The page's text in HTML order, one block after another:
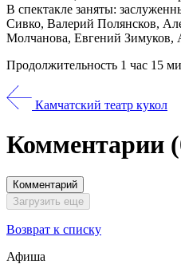
В спектакле заняты:
Сивко, Валерий Полянсков,
Молчанова, Евгений Зимуков,
Продолжительность 1 час 15
Камчатский театр кукол
Комментарии
Комментарий
Загрузить еще
Возврат к списку
Афиша